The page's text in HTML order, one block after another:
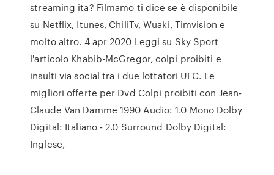
streaming ita? Filmamo ti dice se è disponibile
su Netflix, Itunes, ChiliTv, Wuaki, Timvision e
molto altro. 4 apr 2020 Leggi su Sky Sport
l'articolo Khabib-McGregor, colpi proibiti e
insulti via social tra i due lottatori UFC. Le
migliori offerte per Dvd Colpi proibiti con Jean-
Claude Van Damme 1990 Audio: 1.0 Mono Dolby
Digital: Italiano - 2.0 Surround Dolby Digital:
Inglese,